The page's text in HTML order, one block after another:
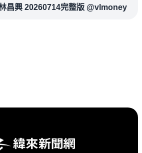
昌興 20260714完整版 @vlmoney